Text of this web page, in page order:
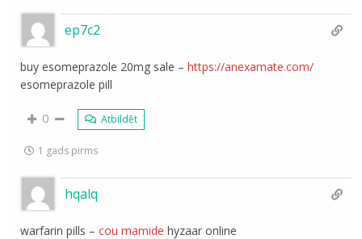
ep7c2
buy esomeprazole 20mg sale –https://anexamate.com/
esomeprazole pill
0 Atbildēt
1 gads pirms
hqalq
warfarin pills –cou mamide hyzaar online